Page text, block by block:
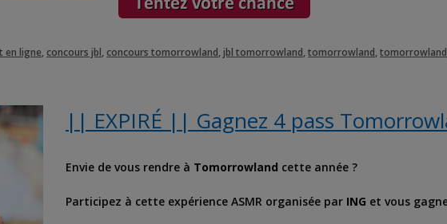
en ligne concours jbl concours tomorrowland ,jbl tomorrowland ,tomorrowland ,
|| EXPIRÉ || Gagnez 4 pass
Envie de vous rendre à Tomorrowland cette année ?
Participez à cette expérience ASMR organisée par ING et vous